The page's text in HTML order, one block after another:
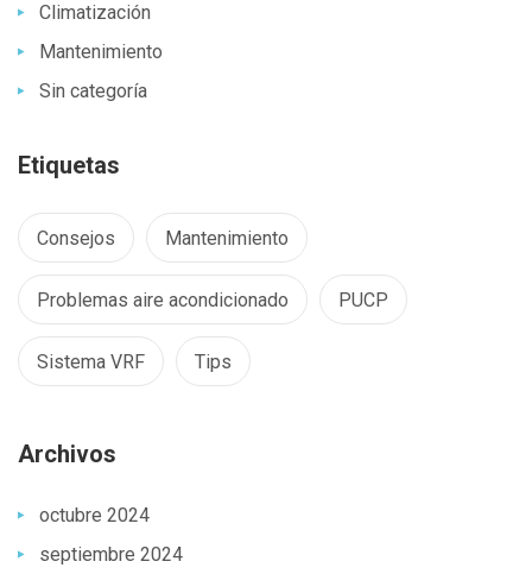
Climatización
Mantenimiento
Sin categoría
Etiquetas
Consejos Mantenimiento
Problemas aire acondicionado PUCP
Sistema VRF Tips
Archivos
octubre 2024
septiembre 2024